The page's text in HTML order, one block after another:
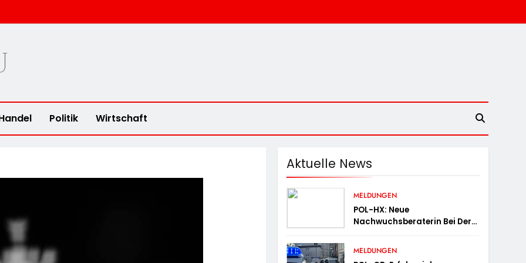
Politik Wirtschaft
Aktuelle News
MELDUNGEN
POL-HX: Neue
Nachwuchsberaterin Bei Der
MELDUNGEN